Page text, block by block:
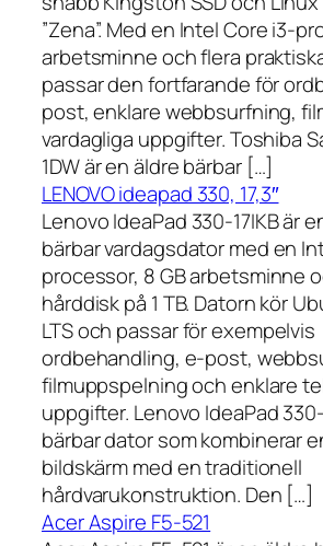
”Zena”. Med en Intel Core i3-
arbetsminne och flera
passar den fortfarande för
post, enklare webbsurfning,
vardagliga uppgifter. Toshiba
1DW är en äldre bärbar […]
LENOVO ideapad 330, 17,3″
Lenovo IdeaPad 330-17IKB är
bärbar vardagsdator med en
processor, 8 GB arbetsminne
hårddisk på 1 TB. Datorn kör
LTS och passar för exempelvis
ordbehandling, e-post,
filmuppspelning och enklare
uppgifter. Lenovo IdeaPad
bärbar dator som kombinerar
bildskärm med en traditionell
hårdvarukonstruktion. Den […]
Acer Aspire F5-521